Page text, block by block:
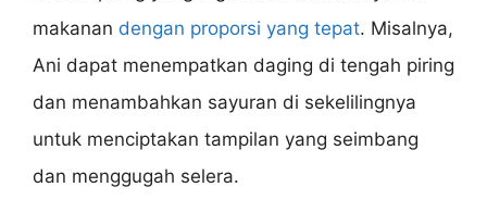
makanan dengan proporsi yang tepat. Misalnya,
Ani dapat menempatkan daging di tengah piring
dan menambahkan sayuran di sekelilingnya
untuk menciptakan tampilan yang seimbang
dan menggugah selera.